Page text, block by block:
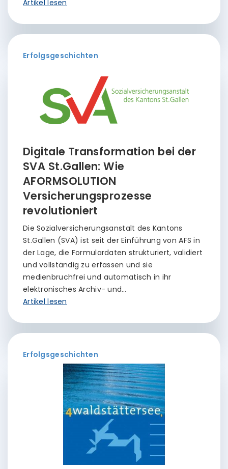
Artikel lesen
Erfolgsgeschichten
Digitale Transformation bei der
SVA St.Gallen: Wie
AFORMSOLUTION
Versicherungsprozesse
revolutioniert
Die Sozialversicherungsanstalt des Kantons
St.Gallen (SVA) ist seit der Einführung von AFS in
der Lage, die Formulardaten strukturiert, validiert
und vollständig zu erfassen und sie
medienbruchfrei und automatisch in ihr
elektronisches Archiv- und…
Artikel lesen
Erfolgsgeschichten